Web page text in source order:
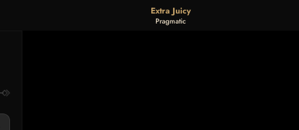
Extra Juicy
Pragmatic